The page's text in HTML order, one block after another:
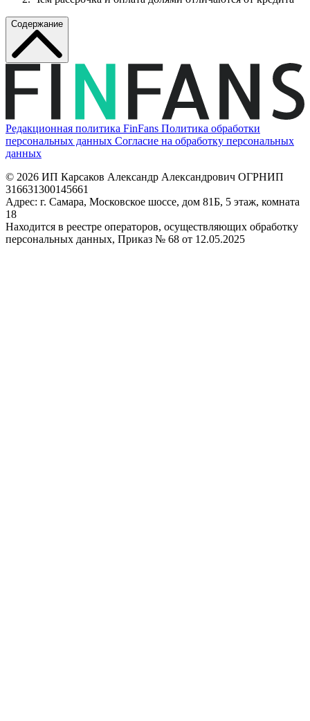
Содержание
Редакционная политика FinFans Политика обработки
персональных данных Согласие на обработку персональных
данных
© 2026 ИП Карсаков Александр Александрович ОГРНИП
316631300145661
Адрес: г. Самара, Московское шоссе, дом 81Б, 5 этаж, комната
18
Находится в реестре операторов, осуществляющих обработку
персональных данных, Приказ № 68 от 12.05.2025